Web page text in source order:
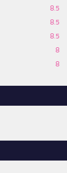
8.5
8.5
8.5
8
8